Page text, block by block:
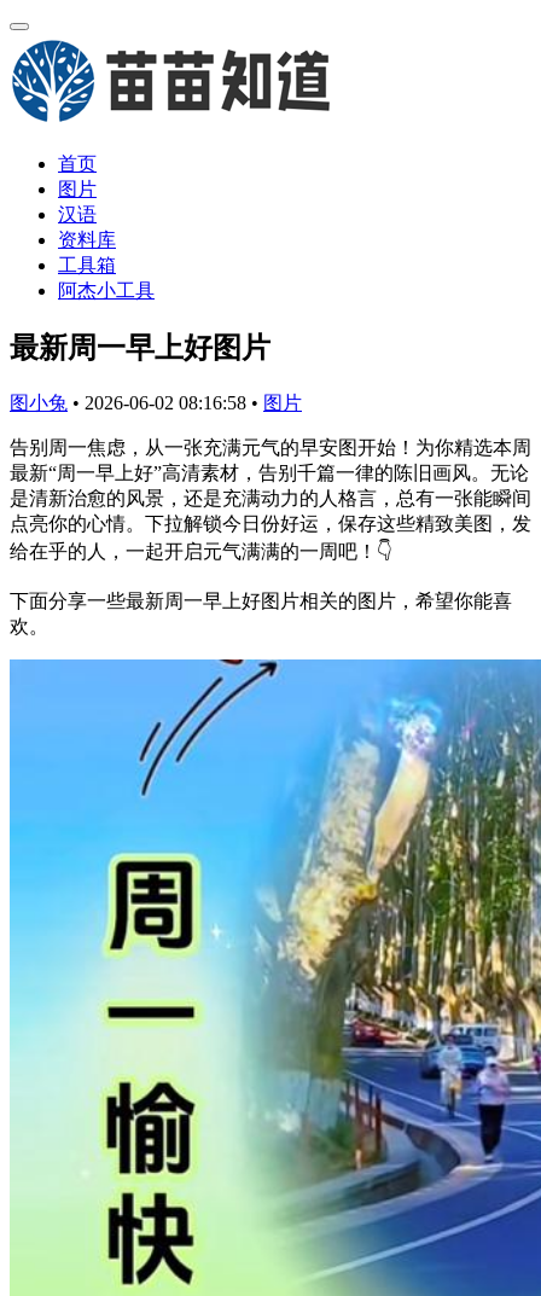
首页
图片
汉语
资料库
工具箱
阿杰小工具
最新周一早上好图片
图小兔 • 2026-06-02 08:16:58 • 图片
告别周一焦虑，从一张充满元气的早安图开始！为你精选本周
最新“周一早上好”高清素材，告别千篇一律的陈旧画风。无论
是清新治愈的风景，还是充满动力的人格言，总有一张能瞬间
点亮你的心情。下拉解锁今日份好运，保存这些精致美图，发
给在乎的人，一起开启元气满满的一周吧！👇
下面分享一些最新周一早上好图片相关的图片，希望你能喜
欢。